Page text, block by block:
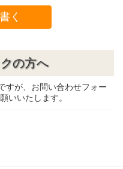
く
の方へ
すが、お問い合わせフォー
いいたします。